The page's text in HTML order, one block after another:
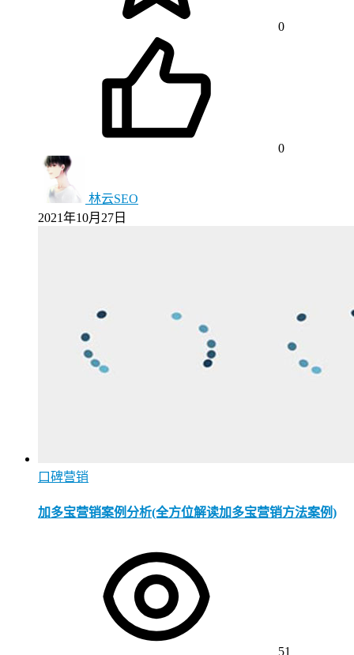
0
0
林云SEO
2021年10月27日
口碑营销
加多宝营销案例分析(全方位解读加多宝营销方法案例)
51